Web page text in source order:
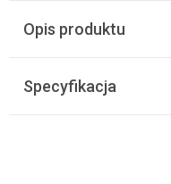
Opis produktu
Specyfikacja